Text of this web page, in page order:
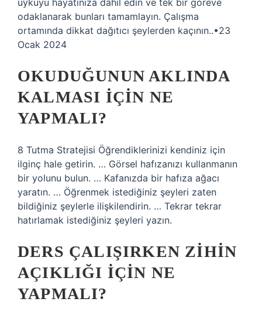
uykuyu hayatınıza dahil edin ve tek bir göreve
odaklanarak bunları tamamlayın. Çalışma
ortamında dikkat dağıtıcı şeylerden kaçının..•23
Ocak 2024
OKUDUĞUNUN AKLINDA
KALMASI IÇIN NE
YAPMALI?
8 Tutma Stratejisi Öğrendiklerinizi kendiniz için
ilginç hale getirin. … Görsel hafızanızı kullanmanın
bir yolunu bulun. … Kafanızda bir hafıza ağacı
yaratın. … Öğrenmek istediğiniz şeyleri zaten
bildiğiniz şeylerle ilişkilendirin. … Tekrar tekrar
hatırlamak istediğiniz şeyleri yazın.
DERS ÇALIŞIRKEN ZIHIN
AÇIKLIĞI IÇIN NE
YAPMALI?